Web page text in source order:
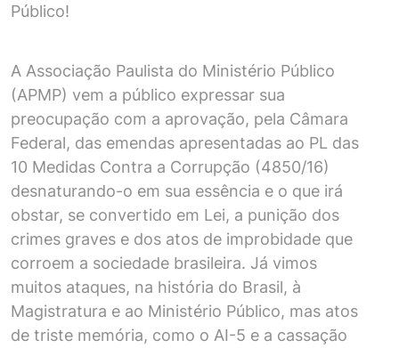
Público!
A Associação Paulista do Ministério Público
(APMP) vem a público expressar sua
preocupação com a aprovação, pela Câmara
Federal, das emendas apresentadas ao PL das
10 Medidas Contra a Corrupção (4850/16)
desnaturando-o em sua essência e o que irá
obstar, se convertido em Lei, a punição dos
crimes graves e dos atos de improbidade que
corroem a sociedade brasileira. Já vimos
muitos ataques, na história do Brasil, à
Magistratura e ao Ministério Público, mas atos
de triste memória, como o AI-5 e a cassação